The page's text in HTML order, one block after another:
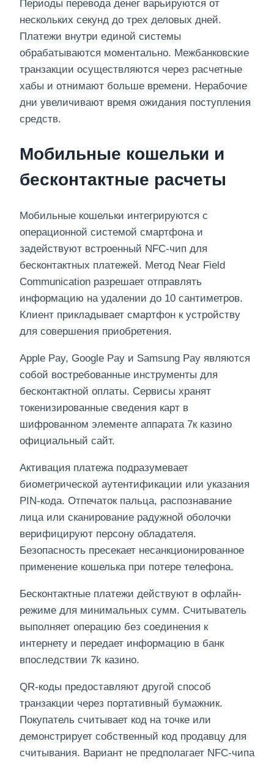
Периоды перевода денег варьируются от
нескольких секунд до трех деловых дней.
Платежи внутри единой системы
обрабатываются моментально. Межбанковские
транзакции осуществляются через расчетные
хабы и отнимают больше времени. Нерабочие
дни увеличивают время ожидания поступления
средств.
Мобильные кошельки и
бесконтактные расчеты
Мобильные кошельки интегрируются с
операционной системой смартфона и
задействуют встроенный NFC-чип для
бесконтактных платежей. Метод Near Field
Communication разрешает отправлять
информацию на удалении до 10 сантиметров.
Клиент прикладывает смартфон к устройству
для совершения приобретения.
Apple Pay, Google Pay и Samsung Pay являются
собой востребованные инструменты для
бесконтактной оплаты. Сервисы хранят
токенизированные сведения карт в
шифрованном элементе аппарата 7к казино
официальный сайт.
Активация платежа подразумевает
биометрической аутентификации или указания
PIN-кода. Отпечаток пальца, распознавание
лица или сканирование радужной оболочки
верифицируют персону обладателя.
Безопасность пресекает несанкционированное
применение кошелька при потере телефона.
Бесконтактные платежи действуют в офлайн-
режиме для минимальных сумм. Считыватель
выполняет операцию без соединения к
интернету и передает информацию в банк
впоследствии 7k казино.
QR-коды предоставляют другой способ
транзакции через портативный бумажник.
Покупатель считывает код на точке или
демонстрирует собственный код продавцу для
считывания. Вариант не предполагает NFC-чипа